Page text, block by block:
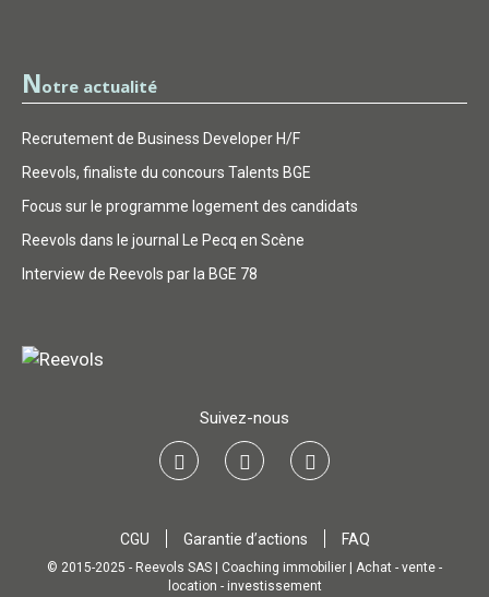
Notre actualité
Recrutement de Business Developer H/F
Reevols, finaliste du concours Talents BGE
Focus sur le programme logement des candidats
Reevols dans le journal Le Pecq en Scène
Interview de Reevols par la BGE 78
Suivez-nous
CGU Garantie d’actions FAQ
© 2015-2025 - Reevols SAS | Coaching immobilier | Achat - vente -
location - investissement